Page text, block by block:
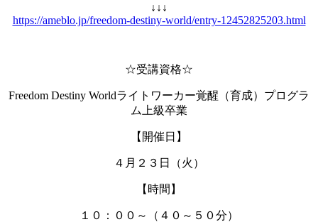
↓↓↓
https://ameblo.jp/freedom-destiny-world/entry-12452825203.html
☆受講資格☆
Freedom Destiny Worldライトワーカー覚醒（育成）プログラ
ム上級卒業
【開催日】
４月２３日（火）
【時間】
１０：００～（４０～５０分）